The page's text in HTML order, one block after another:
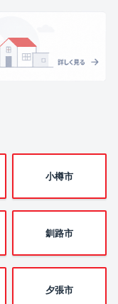
小樽市
釧路市
夕張市